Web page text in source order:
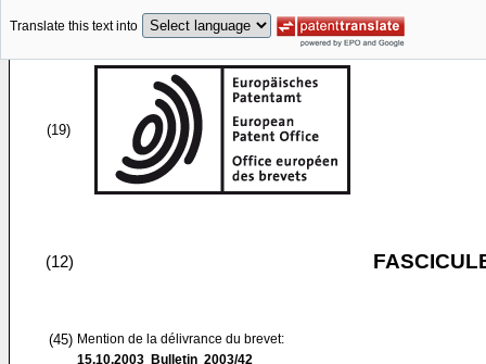
Translate this text into
(19)
(12)
(45) Mention de la délivrance du brevet:
15.10.2003 Bulletin 2003/42